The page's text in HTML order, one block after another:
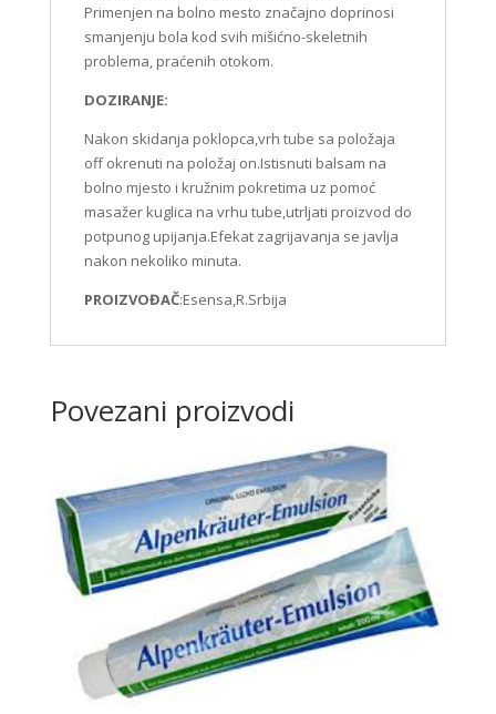
Primenjen na bolno mesto značajno doprinosi
smanjenju bola kod svih mišićno-skeletnih
problema, praćenih otokom.
DOZIRANJE:
Nakon skidanja poklopca,vrh tube sa položaja
off okrenuti na položaj on.Istisnuti balsam na
bolno mjesto i kružnim pokretima uz pomoć
masažer kuglica na vrhu tube,utrljati proizvod do
potpunog upijanja.Efekat zagrijavanja se javlja
nakon nekoliko minuta.
PROIZVOĐAČ:Esensa,R.Srbija
Povezani proizvodi